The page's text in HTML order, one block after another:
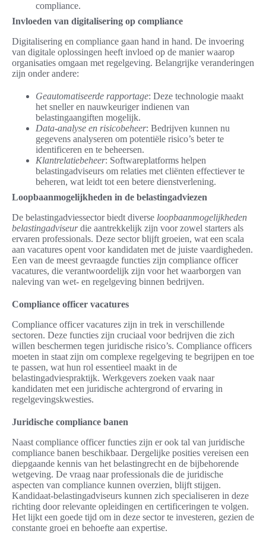
compliance.
Invloeden van digitalisering op compliance
Digitalisering en compliance gaan hand in hand. De invoering
van digitale oplossingen heeft invloed op de manier waarop
organisaties omgaan met regelgeving. Belangrijke veranderingen
zijn onder andere:
Geautomatiseerde rapportage: Deze technologie maakt
het sneller en nauwkeuriger indienen van
belastingaangiften mogelijk.
Data-analyse en risicobeheer: Bedrijven kunnen nu
gegevens analyseren om potentiële risico’s beter te
identificeren en te beheersen.
Klantrelatiebeheer: Softwareplatforms helpen
belastingadviseurs om relaties met cliënten effectiever te
beheren, wat leidt tot een betere dienstverlening.
Loopbaanmogelijkheden in de belastingadviezen
De belastingadviessector biedt diverse loopbaanmogelijkheden
belastingadviseurdie aantrekkelijk zijn voor zowel starters als
ervaren professionals. Deze sector blijft groeien, wat een scala
aan vacatures opent voor kandidaten met de juiste vaardigheden.
Een van de meest gevraagde functies zijn compliance officer
vacatures, die verantwoordelijk zijn voor het waarborgen van
naleving van wet- en regelgeving binnen bedrijven.
Compliance officer vacatures
Compliance officer vacatures zijn in trek in verschillende
sectoren. Deze functies zijn cruciaal voor bedrijven die zich
willen beschermen tegen juridische risico’s. Compliance officers
moeten in staat zijn om complexe regelgeving te begrijpen en toe
te passen, wat hun rol essentieel maakt in de
belastingadviespraktijk. Werkgevers zoeken vaak naar
kandidaten met een juridische achtergrond of ervaring in
regelgevingskwesties.
Juridische compliance banen
Naast compliance officer functies zijn er ook tal van juridische
compliance banen beschikbaar. Dergelijke posities vereisen een
diepgaande kennis van het belastingrecht en de bijbehorende
wetgeving. De vraag naar professionals die de juridische
aspecten van compliance kunnen overzien, blijft stijgen.
Kandidaat-belastingadviseurs kunnen zich specialiseren in deze
richting door relevante opleidingen en certificeringen te volgen.
Het lijkt een goede tijd om in deze sector te investeren, gezien de
constante groei en behoefte aan expertise.